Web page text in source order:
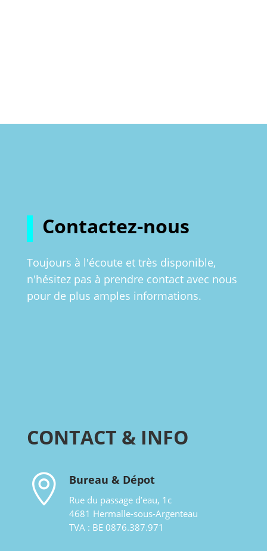
Contactez-nous
Toujours à l'écoute et très disponible,
n'hésitez pas à prendre contact avec nous
pour de plus amples informations.
CONTACT & INFO
 Bureau & Dépot
Rue du passage d’eau, 1c
4681 Hermalle-sous-Argenteau
TVA : BE 0876.387.971